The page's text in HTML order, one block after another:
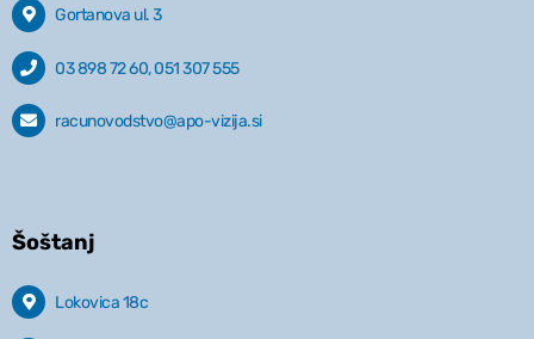
Gortanova ul. 3
03 898 72 60, 051 307 555
racunovodstvo@apo-vizija.si
Šoštanj
Lokovica 18c